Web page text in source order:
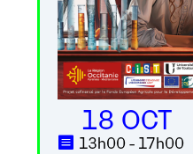
18 OCT
13h00 - 17h00